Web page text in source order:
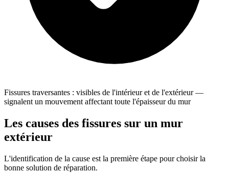
Fissures traversantes : visibles de l'intérieur et de l'extérieur —
signalent un mouvement affectant toute l'épaisseur du mur
Les causes des fissures sur un mur
extérieur
L'identification de la cause est la première étape pour choisir la
bonne solution de réparation.